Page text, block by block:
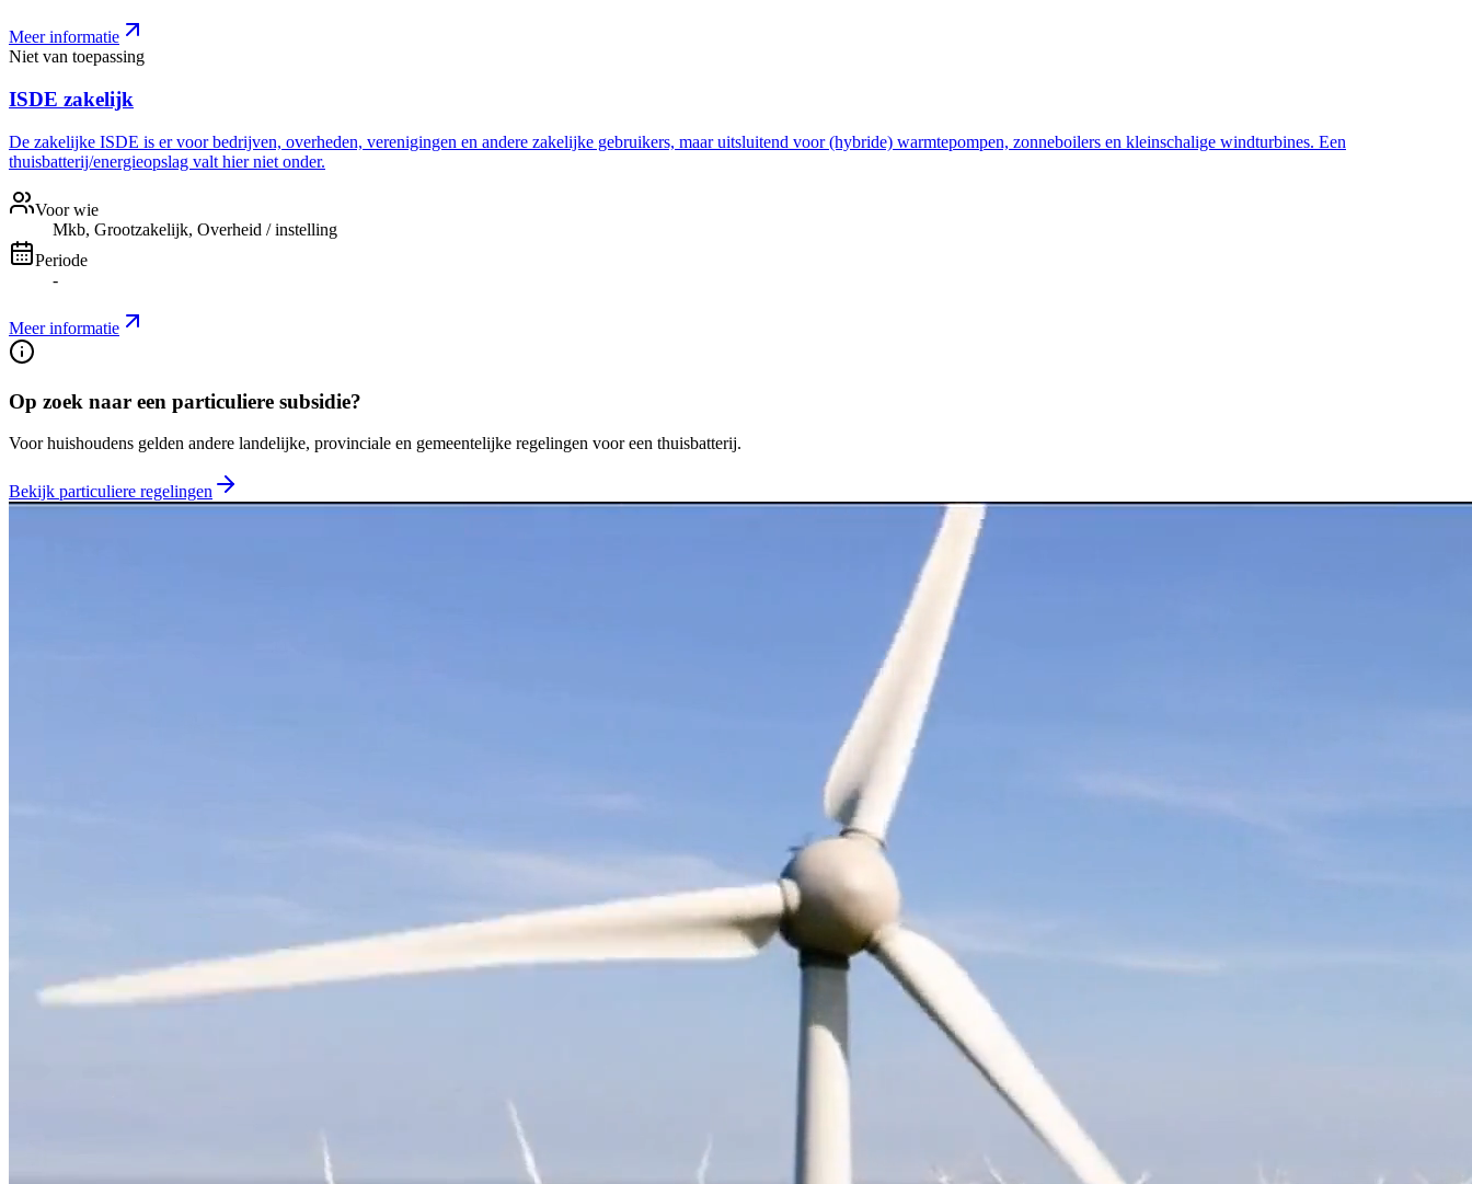
Meer informatie
Niet van toepassing
ISDE zakelijk
De zakelijke ISDE is er voor bedrijven, overheden, verenigingen en andere zakelijke gebruikers, maar uitsluitend voor (hybride) warmtepompen, zonneboilers en kleinschalige windturbines. Een
thuisbatterij/energieopslag valt hier niet onder.
Voor wie
Mkb, Grootzakelijk, Overheid / instelling
Periode
-
Meer informatie
Op zoek naar een particuliere subsidie?
Voor huishoudens gelden andere landelijke, provinciale en gemeentelijke regelingen voor een thuisbatterij.
Bekijk particuliere regelingen